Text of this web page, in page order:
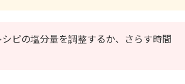
ピの塩分量を調整するか、さらす時間